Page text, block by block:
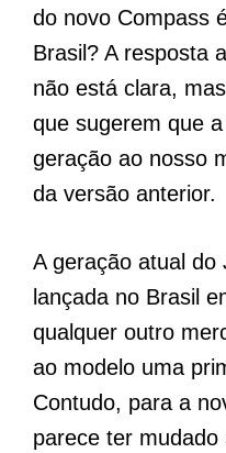
do novo Compass
Brasil? A resposta
não está clara,
que sugerem que
geração ao nosso
da versão anterior.
A geração atual do
lançada no Brasil
qualquer outro
ao modelo uma
Contudo, para a
parece ter